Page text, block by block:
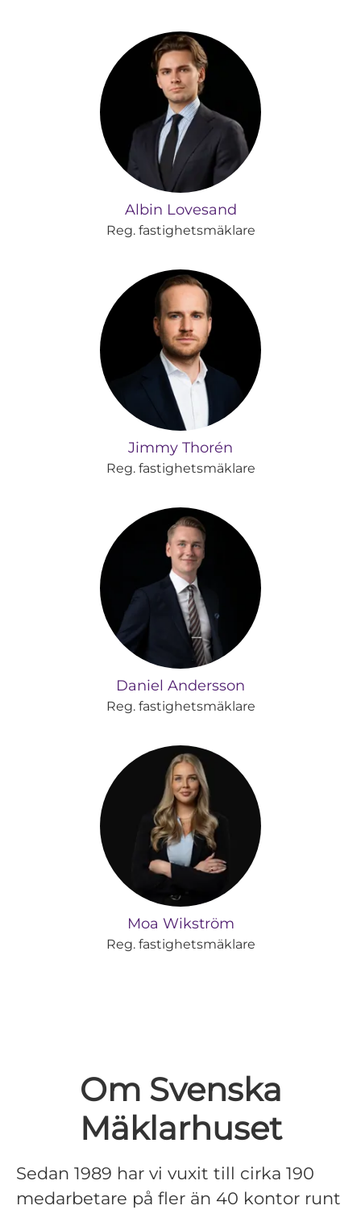
Albin Lovesand
Reg. fastighetsmäklare
Jimmy Thorén
Reg. fastighetsmäklare
Daniel Andersson
Reg. fastighetsmäklare
Moa Wikström
Reg. fastighetsmäklare
Om Svenska
Mäklarhuset
Sedan 1989 har vi vuxit till cirka 190
medarbetare på fler än 40 kontor runt